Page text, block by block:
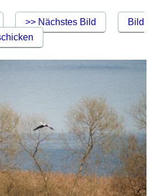
>> Nächstes Bild
Bild